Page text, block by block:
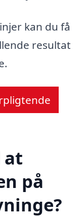
kan du få
resultat
at
på